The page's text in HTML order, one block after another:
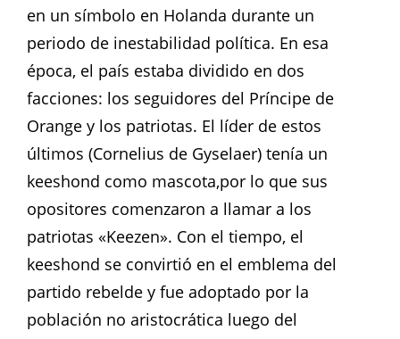
en un símbolo en Holanda durante un
periodo de inestabilidad política. En esa
época, el país estaba dividido en dos
facciones: los seguidores del Príncipe de
Orange y los patriotas. El líder de estos
últimos (Cornelius de Gyselaer) tenía un
keeshond como mascota,por lo que sus
opositores comenzaron a llamar a los
patriotas «Keezen». Con el tiempo, el
keeshond se convirtió en el emblema del
partido rebelde y fue adoptado por la
población no aristocrática luego del